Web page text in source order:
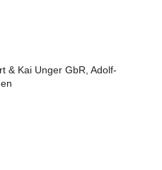
& Kai Unger GbR, Adolf-